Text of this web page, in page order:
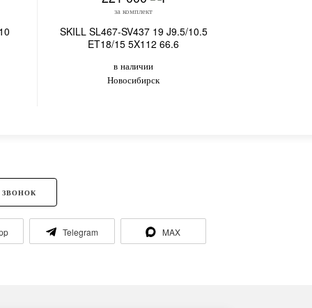
за комплект
SKILL SL467-SV437 19 J9.5/10.5
ET18/15 5X112 66.6
в наличии
Новосибирск
ЗВОНОК
Telegram MAX